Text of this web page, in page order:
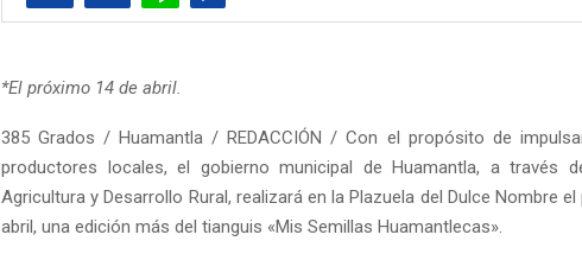
*El próximo 14 de abril.
385 Grados / Huamantla / REDACCIÓN / Con el propósito de
productores locales, el gobierno municipal de Huamantla, a través
Agricultura y Desarrollo Rural, realizará en la Plazuela del Dulce Nombre
abril, una edición más del tianguis «Mis Semillas Huamantlecas».